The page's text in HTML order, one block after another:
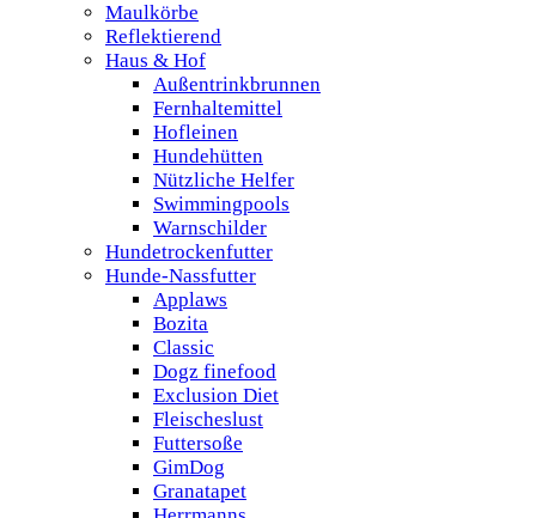
Maulkörbe
Reflektierend
Haus & Hof
Außentrinkbrunnen
Fernhaltemittel
Hofleinen
Hundehütten
Nützliche Helfer
Swimmingpools
Warnschilder
Hundetrockenfutter
Hunde-Nassfutter
Applaws
Bozita
Classic
Dogz finefood
Exclusion Diet
Fleischeslust
Futtersoße
GimDog
Granatapet